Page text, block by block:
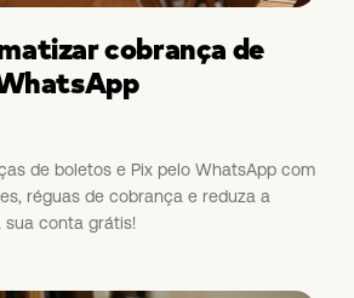
cobrança de
de boletos e Pix pelo WhatsApp com
réguas de cobrança e reduza a
sua conta grátis!